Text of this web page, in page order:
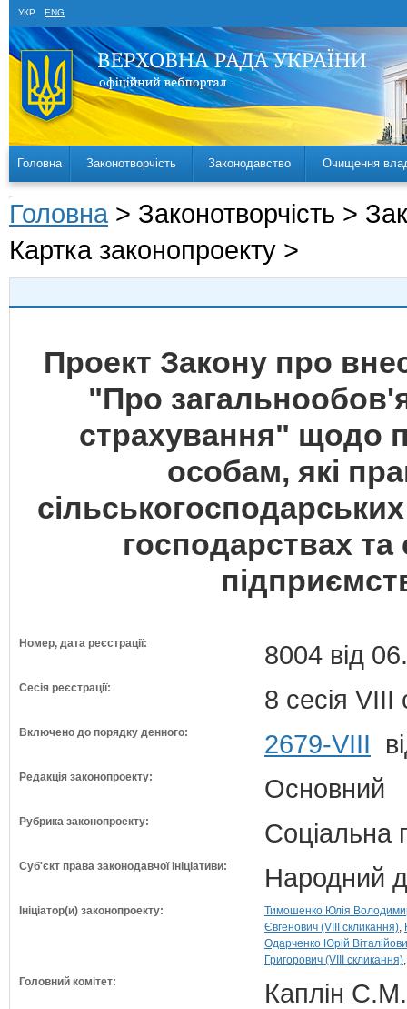
УКР ENG
Головна Законотворчість Законодавство Очищення
Головна > Законотворчість >
Картка законопроекту >
Проект Закону про
"Про
страхування" щодо
особам, які
господарствах та
Номер, дата реєстрації: 8004 від
Сесія реєстрації: 8 сесія VIII
Включено до порядку денного: 2679-VIII
Редакція законопроекту: Основний
Рубрика законопроекту: Соціальна
Суб'єкт права законодавчої ініціативи: Народний
Ініціатор(и) законопроекту:
Тимошенко Юлія
Євгенович (VIII скликання)
Одарченко Юрій
Григорович (VIII скликання)
Головний комітет:
Каплін С.М.